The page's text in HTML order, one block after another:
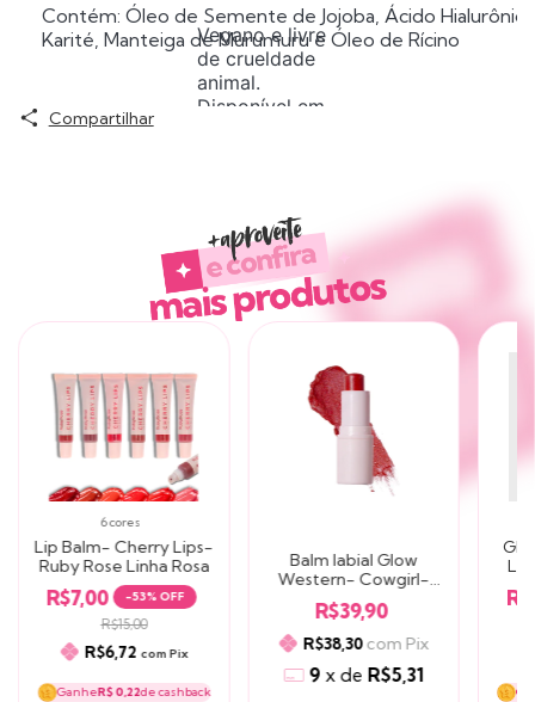
Vegano e livre
de crueldade
animal.
Disponível em
Frutas
Vermelhas,
Cereja, Café e
Cookie de
Chocolate.
Contém: Óleo de Semente de Jojoba, Ácido
Karité, Manteiga de Murumuru e Óleo de Rícino
Disponível em 5 cores e 5 fragrâncias: Baunilha, Frutas
Compartilhar
Produtos similares
6 cores
Lip Balm- Cherry Lips-
Ruby Rose Linha Rosa
R$7,00 -53% OFF
R$15,00
R$6,72 com Pix
GanheR$ 0,22de cashback
Balm labial Glow
Western- Cowgirl-
Nina Makeup
R$39,90
R$38,30com Pix
9 x de R$5,31